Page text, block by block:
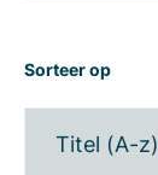
Sorteer op
Titel (A-z)